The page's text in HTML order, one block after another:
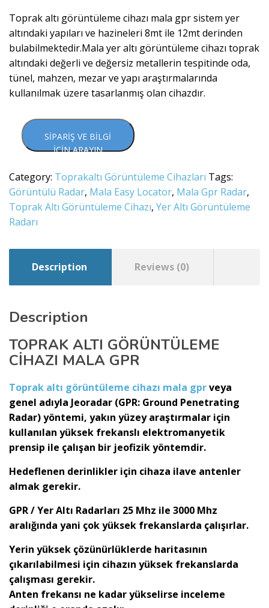
Toprak altı görüntüleme cihazı mala gpr sistem yer
altındaki yapıları ve hazineleri 8mt ile 12mt derinden
bulabilmektedir.Mala yer altı görüntüleme cihazı toprak
altındaki değerli ve değersiz metallerin tespitinde oda,
tünel, mahzen, mezar ve yapı araştırmalarında
kullanılmak üzere tasarlanmış olan cihazdır.
SIPARIŞ VE BILGI
İÇIN ARAYIN
Category: Toprakaltı Görüntüleme Cihazları Tags:
Görüntülü Radar, Mala Easy Locator, Mala Gpr Radar,
Toprak Altı Görüntüleme Cihazı, Yer Altı Görüntüleme
Radarı
Description Reviews (0)
Description
TOPRAK ALTI GÖRÜNTÜLEME
CİHAZI MALA GPR
Toprak altı görüntüleme cihazı mala gprveya
genel adıyla Jeoradar (GPR: Ground Penetrating
Radar) yöntemi, yakın yüzey araştırmalar için
kullanılan yüksek frekanslı elektromanyetik
prensip ile çalışan bir jeofizik yöntemdir.
Hedeflenen derinlikler için cihaza ilave antenler
almak gerekir.
GPR / Yer Altı Radarları 25 Mhz ile 3000 Mhz
aralığında yani çok yüksek frekanslarda çalışırlar.
Yerin yüksek çözünürlüklerde haritasının
çıkarılabilmesi için cihazın yüksek frekanslarda
çalışması gerekir.
Anten frekansı ne kadar yükselirse inceleme